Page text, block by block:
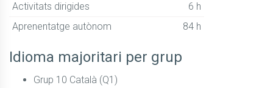
Activitats dirigides
6 h
Aprenentatge autònom
84 h
Idioma majoritari per grup
Grup 10 Català (Q1)